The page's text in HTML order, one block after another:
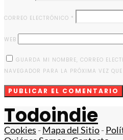
CORREO ELECTRÓNICO *
WEB
GUARDA MI NOMBRE, CORREO
NAVEGADOR PARA LA PRÓXIMA VEZ QUE
Todoindie
Cookies -Mapa del Sitio-